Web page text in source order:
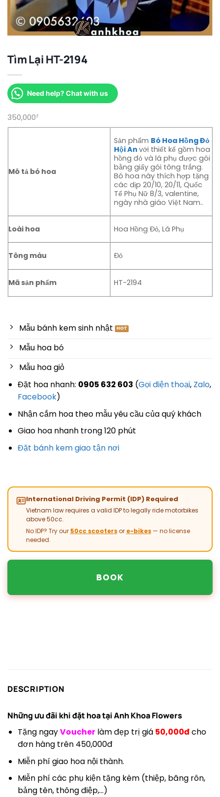
Tìm Lại HT-2194
Need help? Chat with us
350,000₫
Mô tả bó hoa
Sản phẩm Bó Hoa Hồng Đỏ
Hội Anvới thiết kế gồm hoa
hồng đỏ và lá phụ được gói
bằng giấy gói tông trắng.
Bó hoa này thích hợp tặng
các dịp 20/10, 20/11, Quốc
Tế Phụ Nữ 8/3, valentine,
ngày nhà giáo Việt Nam..
Loài hoa Hoa Hồng Đỏ, Lá Phụ
Tông màu Đỏ
Mã sản phẩm HT-2194
Mẫu bánh kem sinh nhật
Mẫu hoa bó
Mẫu hoa giỏ
Đặt hoa nhanh: 0905 632 603 (Gọi điện thoại, Zalo,
Facebook)
Nhận cắm hoa theo mẫu yêu cầu của quý khách
Giao hoa nhanh trong 120 phút
Đặt bánh kem giao tận nơi
International Driving Permit (IDP) Required
Vietnam law requires a valid IDP to legally ride motorbikes
above 50cc.
No IDP? Try our 50cc scootersor e-bikes— no license
needed.
BOOK
DESCRIPTION
Những ưu đãi khi đặt hoa tạiAnh Khoa Flowers
Tặng ngayVoucher làm đẹp trị giá 50,000đcho
đơn hàng trên 450,000đ
Miễn phí giao hoa nội thành.
Miễn phí các phụ kiện tặng kèm (thiệp, băng rôn,
bảng tên, thông điệp,…)